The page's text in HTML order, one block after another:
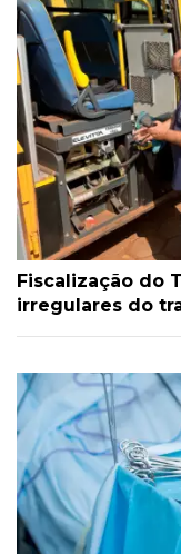
Fiscalização do
irregulares do